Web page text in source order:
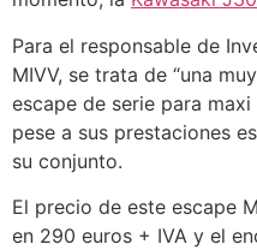
Para el responsable de
MIVV, se trata de “una
escape de serie para
pese a sus prestaciones
su conjunto.
El precio de este escape
en 290 euros + IVA y el